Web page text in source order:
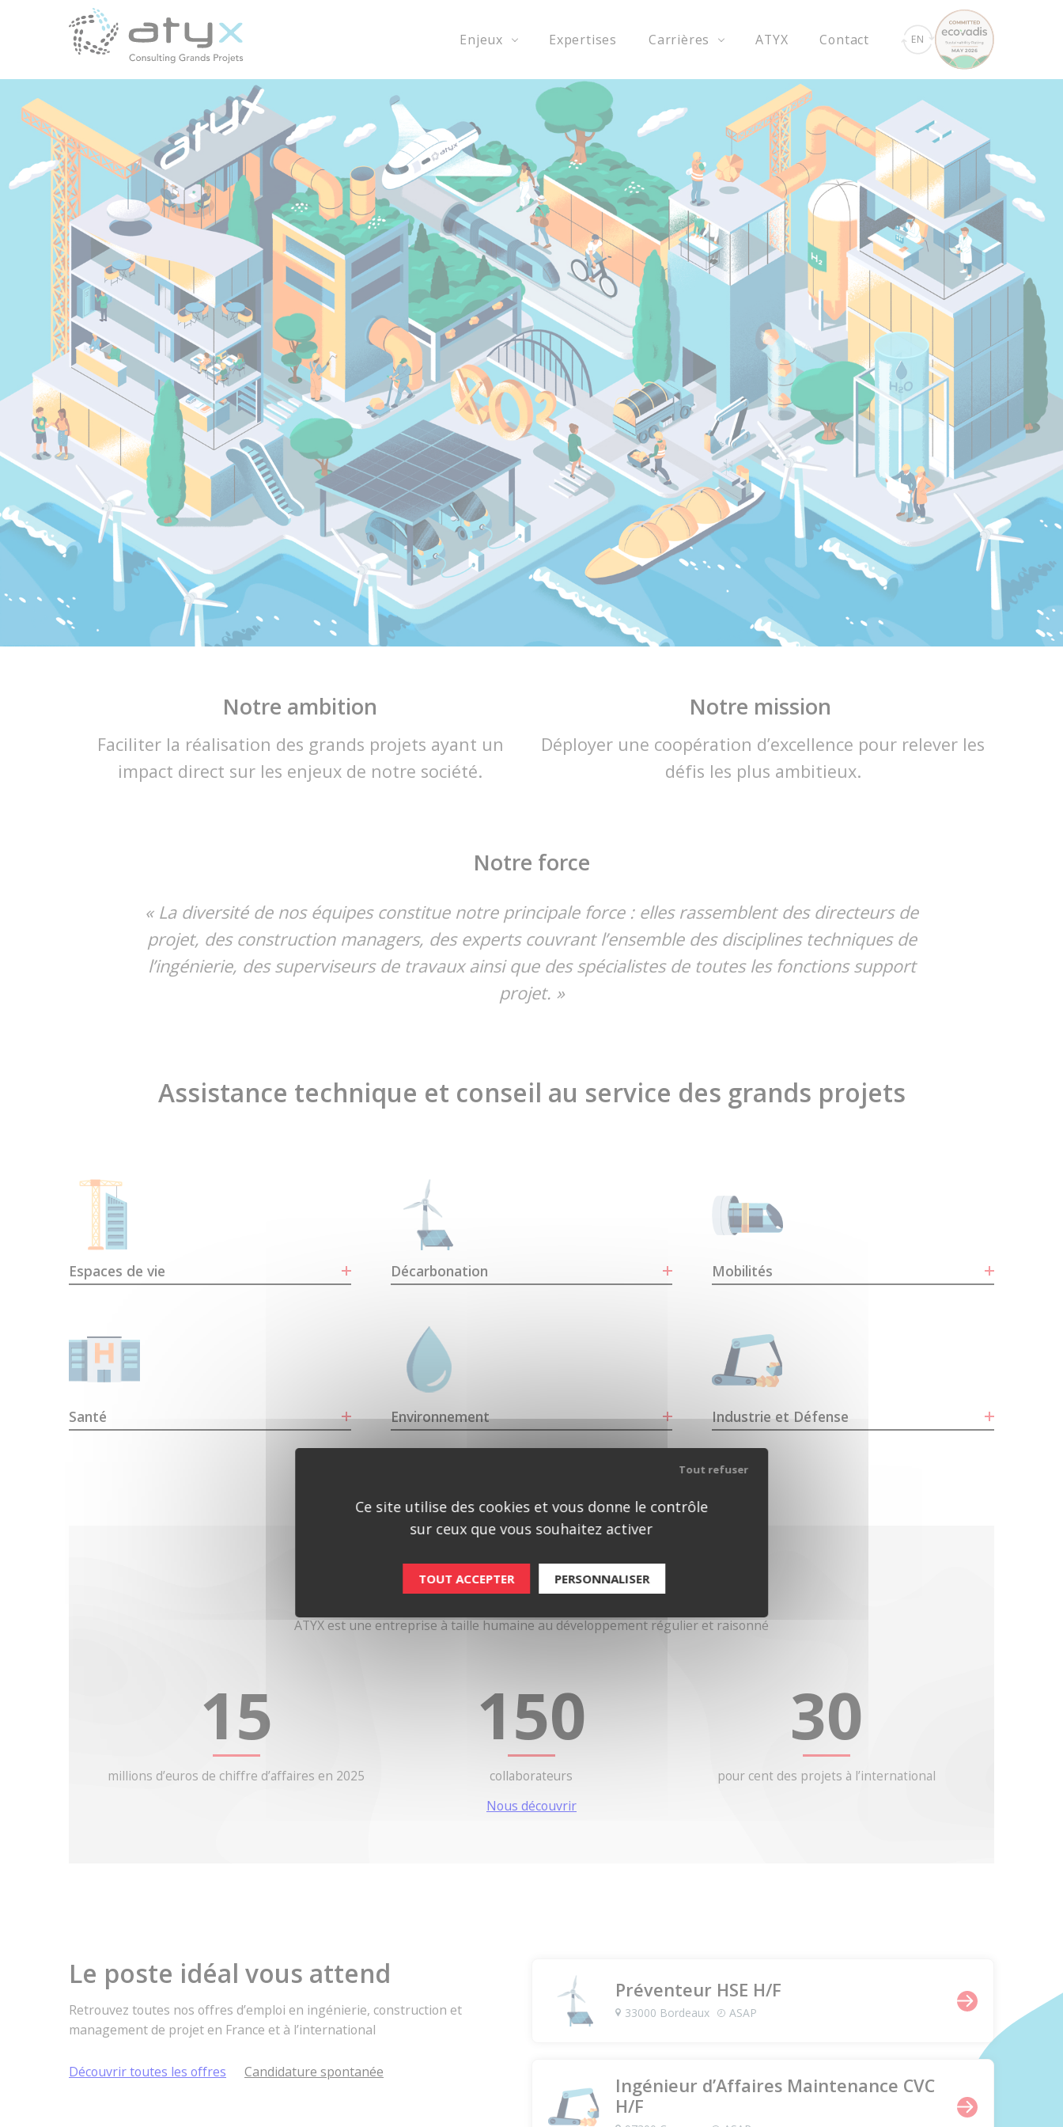
Enjeux Expertises Carrières ATYX Contact EN
Notre ambition
Faciliter la réalisation des grands projets ayant un
impact direct sur les enjeux de notre société.
Notre mission
Déployer une coopération d’excellence pour relever les
défis les plus ambitieux.
Notre force
« La diversité de nos équipes constitue notre principale force : elles rassemblent des directeurs de
projet, des construction managers, des experts couvrant l’ensemble des disciplines techniques de
l’ingénierie, des superviseurs de travaux ainsi que des spécialistes de toutes les fonctions support
projet. »
Assistance technique et conseil au service des grands projets
Espaces de vie Décarbonation Mobilités
Santé Environnement Industrie et Défense
Atyx en chiffres
ATYX est une entreprise à taille humaine au développement régulier et raisonné
15
millions d’euros de chiffre d’affaires en 2025
150
collaborateurs
30
pour cent des projets à l’international
Nous découvrir
Le poste idéal vous attend
Retrouvez toutes nos offres d’emploi en ingénierie, construction et
management de projet en France et à l’international
Découvrir toutes les offres Candidature spontanée
Préventeur HSE H/F
33000 Bordeaux ASAP
Ingénieur d’Affaires Maintenance CVC
H/F
Panneau de gestion des cookies
Ce site utilise des cookies et vous donne le contrôle
sur ceux que vous souhaitez activer
TOUT ACCEPTER
Tout refuser
PERSONNALISER